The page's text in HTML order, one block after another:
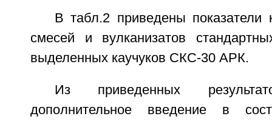
В табл.2 приведены показатели
смесей и вулканизатов
выделенных каучуков СКС-30 АРК.
Из приведенных
дополнительное введение в